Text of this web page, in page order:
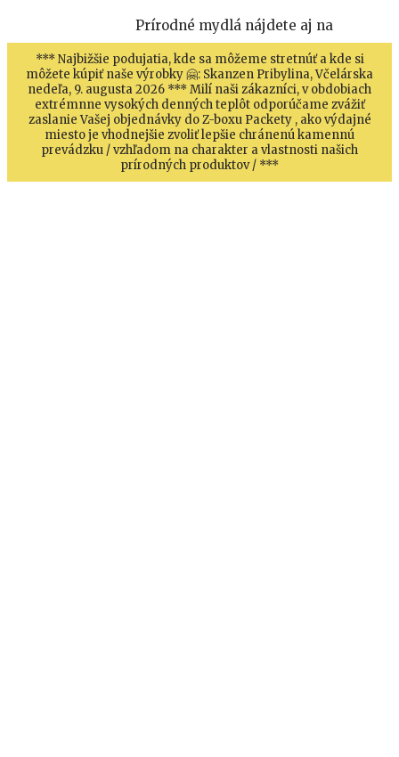
Prírodné mydlá nájdete aj na
*** Najbižšie podujatia, kde sa môžeme stretnúť a kde si
môžete kúpiť naše výrobky 🤗: Skanzen Pribylina, Včelárska
nedeľa, 9. augusta 2026 *** Milí naši zákazníci, v obdobiach
extrémnne vysokých denných teplôt odporúčame zvážiť
zaslanie Vašej objednávky do Z-boxu Packety , ako výdajné
miesto je vhodnejšie zvoliť lepšie chránenú kamennú
prevádzku / vzhľadom na charakter a vlastnosti našich
prírodných produktov / ***